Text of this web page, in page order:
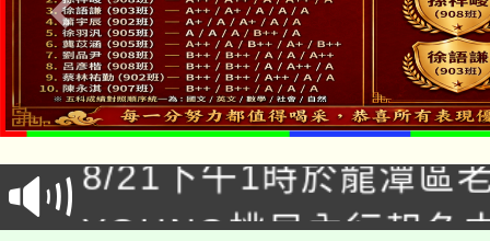
「本色祭」8/29、30在
場熱烈登場!
8/21下午1時於龍潭區
徵才活動。
YOUNG桃局內行報名